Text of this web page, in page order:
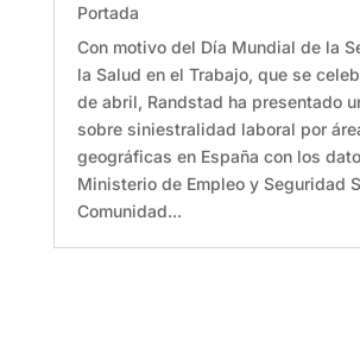
Portada
Con motivo del Día Mundial de la
la Salud en el Trabajo, que se
de abril, Randstad ha presentado
sobre siniestralidad laboral por
geográficas en España con los
Ministerio de Empleo y Seguridad
Comunidad...